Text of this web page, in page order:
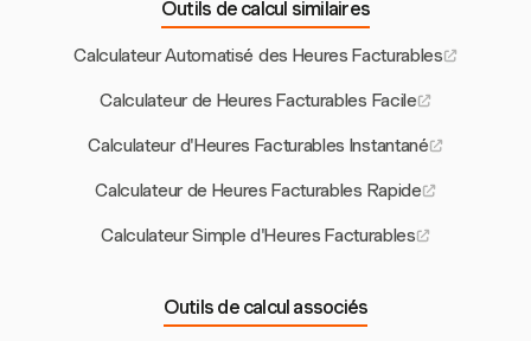
Outils de calcul similaires
Calculateur Automatisé des Heures Facturables
Calculateur de Heures Facturables Facile
Calculateur d'Heures Facturables Instantané
Calculateur de Heures Facturables Rapide
Calculateur Simple d'Heures Facturables
Outils de calcul associés